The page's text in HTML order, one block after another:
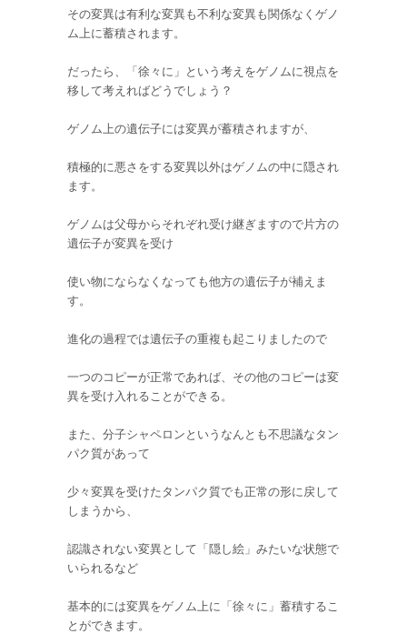
その変異は有利な変異も不利な変異も関係なくゲノ
ム上に蓄積されます。
だったら、「徐々に」という考えをゲノムに視点を
移して考えればどうでしょう？
ゲノム上の遺伝子には変異が蓄積されますが、
積極的に悪さをする変異以外はゲノムの中に隠され
ます。
ゲノムは父母からそれぞれ受け継ぎますので片方の
遺伝子が変異を受け
使い物にならなくなっても他方の遺伝子が補えま
す。
進化の過程では遺伝子の重複も起こりましたので
一つのコピーが正常であれば、その他のコピーは変
異を受け入れることができる。
また、分子シャペロンというなんとも不思議なタン
パク質があって
少々変異を受けたタンパク質でも正常の形に戻して
しまうから、
認識されない変異として「隠し絵」みたいな状態で
いられるなど
基本的には変異をゲノム上に「徐々に」蓄積するこ
とができます。